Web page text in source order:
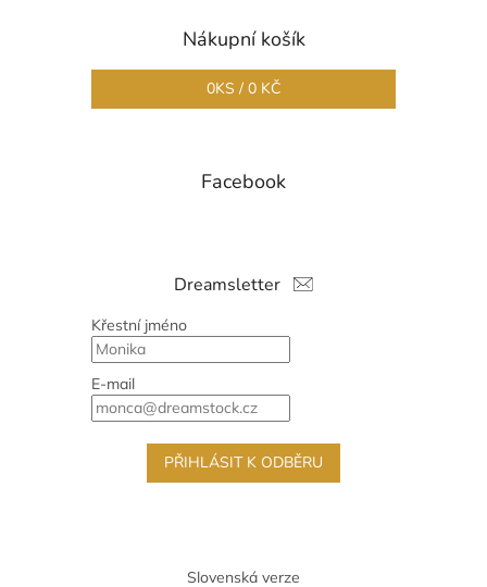
Nákupní košík
0KS / 0 KČ
Facebook
Dreamsletter
Křestní jméno
E-mail
PŘIHLÁSIT K ODBĚRU
Slovenská verze